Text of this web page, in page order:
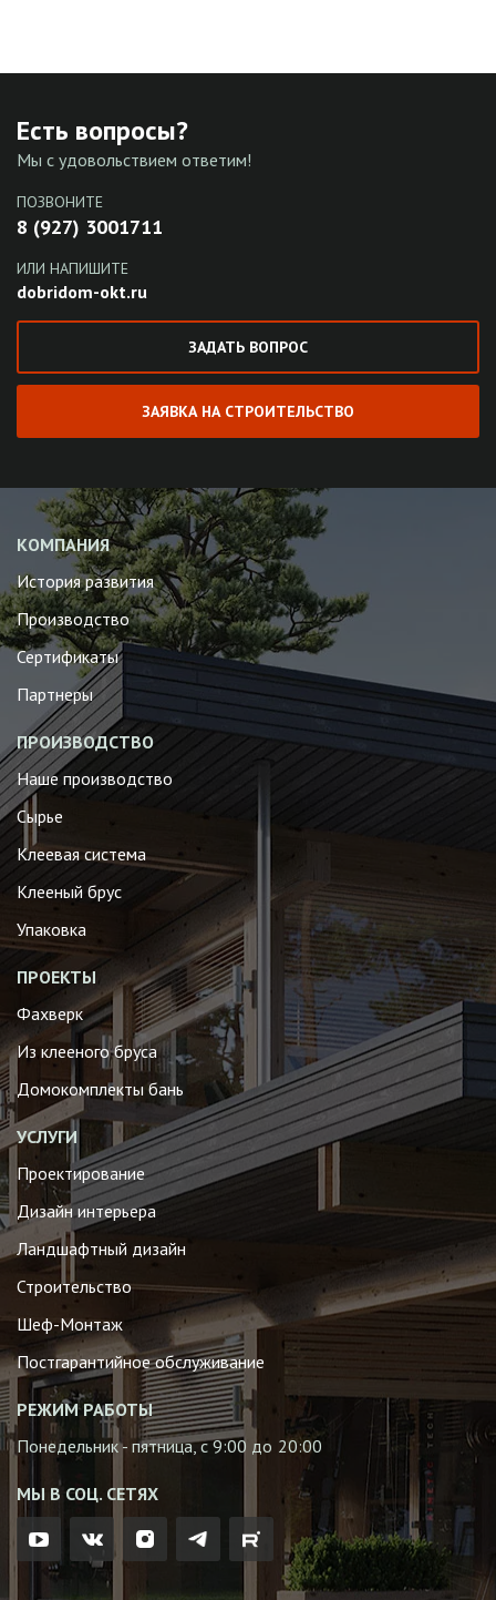
Есть вопросы?
Мы с удовольствием ответим!
ПОЗВОНИТЕ
8 (927) 3001711
ИЛИ НАПИШИТЕ
dobridom-okt.ru
ЗАДАТЬ ВОПРОС
ЗАЯВКА НА СТРОИТЕЛЬСТВО
КОМПАНИЯ
История развития
Производство
Сертификаты
Партнеры
ПРОИЗВОДСТВО
Наше производство
Сырье
Клеевая система
Клееный брус
Упаковка
ПРОЕКТЫ
Фахверк
Из клееного бруса
Домокомплекты бань
УСЛУГИ
Проектирование
Дизайн интерьера
Ландшафтный дизайн
Строительство
Шеф-Монтаж
Постгарантийное обслуживание
РЕЖИМ РАБОТЫ
Понедельник - пятница, с 9:00 до 20:00
МЫ В СОЦ. СЕТЯХ